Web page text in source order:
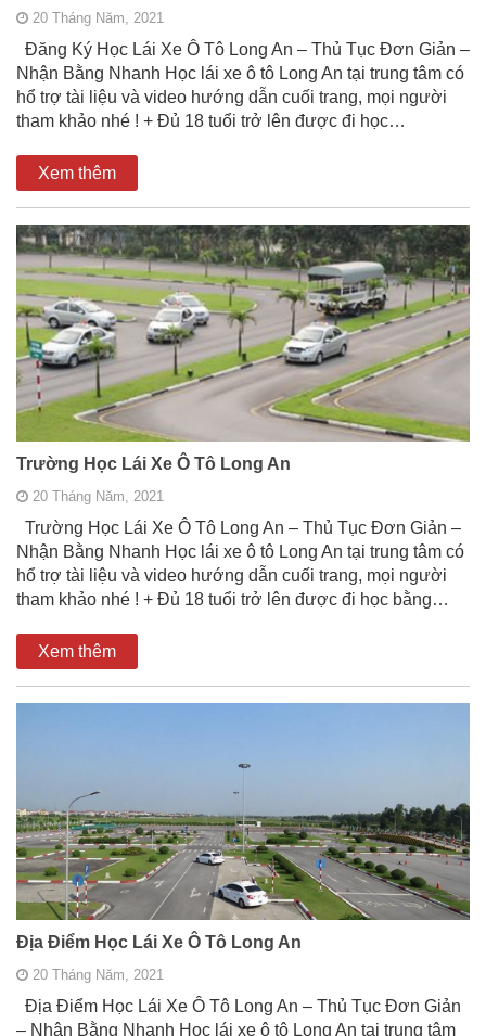
20 Tháng Năm, 2021
Đăng Ký Học Lái Xe Ô Tô Long An – Thủ Tục Đơn Giản –
Nhận Bằng Nhanh Học lái xe ô tô Long An tại trung tâm có
hổ trợ tài liệu và video hướng dẫn cuối trang, mọi người
tham khảo nhé ! + Đủ 18 tuổi trở lên được đi học…
Xem thêm
Trường Học Lái Xe Ô Tô Long An
20 Tháng Năm, 2021
Trường Học Lái Xe Ô Tô Long An – Thủ Tục Đơn Giản –
Nhận Bằng Nhanh Học lái xe ô tô Long An tại trung tâm có
hổ trợ tài liệu và video hướng dẫn cuối trang, mọi người
tham khảo nhé ! + Đủ 18 tuổi trở lên được đi học bằng…
Xem thêm
Địa Điểm Học Lái Xe Ô Tô Long An
20 Tháng Năm, 2021
Địa Điểm Học Lái Xe Ô Tô Long An – Thủ Tục Đơn Giản
– Nhận Bằng Nhanh Học lái xe ô tô Long An tại trung tâm